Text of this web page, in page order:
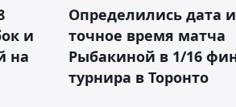
и
на
Определились дата и
точное время матча
Рыбакиной в 1/16
турнира в Торонто